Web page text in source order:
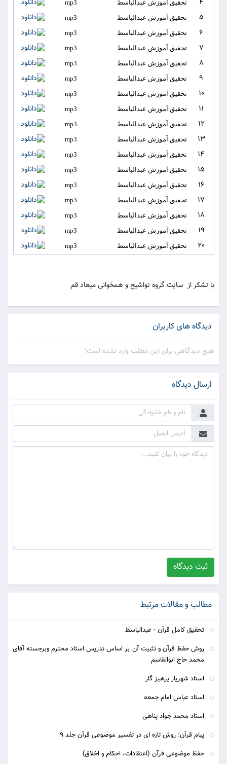
4 تحقیق آموزش عبدالباسط mp3
5 تحقیق آموزش عبدالباسط mp3
6 تحقیق آموزش عبدالباسط mp3
7 تحقیق آموزش عبدالباسط mp3
8 تحقیق آموزش عبدالباسط mp3
9 تحقیق آموزش عبدالباسط mp3
10 تحقیق آموزش عبدالباسط mp3
11 تحقیق آموزش عبدالباسط mp3
12 تحقیق آموزش عبدالباسط mp3
13 تحقیق آموزش عبدالباسط mp3
14 تحقیق آموزش عبدالباسط mp3
15 تحقیق آموزش عبدالباسط mp3
16 تحقیق آموزش عبدالباسط mp3
17 تحقیق آموزش عبدالباسط mp3
18 تحقیق آموزش عبدالباسط mp3
19 تحقیق آموزش عبدالباسط mp3
20 تحقیق آموزش عبدالباسط mp3
با تشکر از سایت گروه تواشیح و همخوانی میعاد قم
دیدگاه های کاربران
هیچ دیدگاهی برای این مطلب وارد نشده است!
ارسال دیدگاه
ثبت دیدگاه
مطالب و مقالات مرتبط
تحقیق کامل قرآن - عبدالباسط
روش حفظ قرآن و تثبیت آن بر اساس تدریس استاد محترم وبرجسته آقای
محمد حاج ابوالقاسم
استاد شهریار پرهیز گار
استاد عباس امام جمعه
استاد محمد جواد پناهی
پيام قرآن: روش تازه ای در تفسير موضوعی قرآن جلد 9
حفظ موضوعی قرآن (اعتقادات، احکام و اخلاق)